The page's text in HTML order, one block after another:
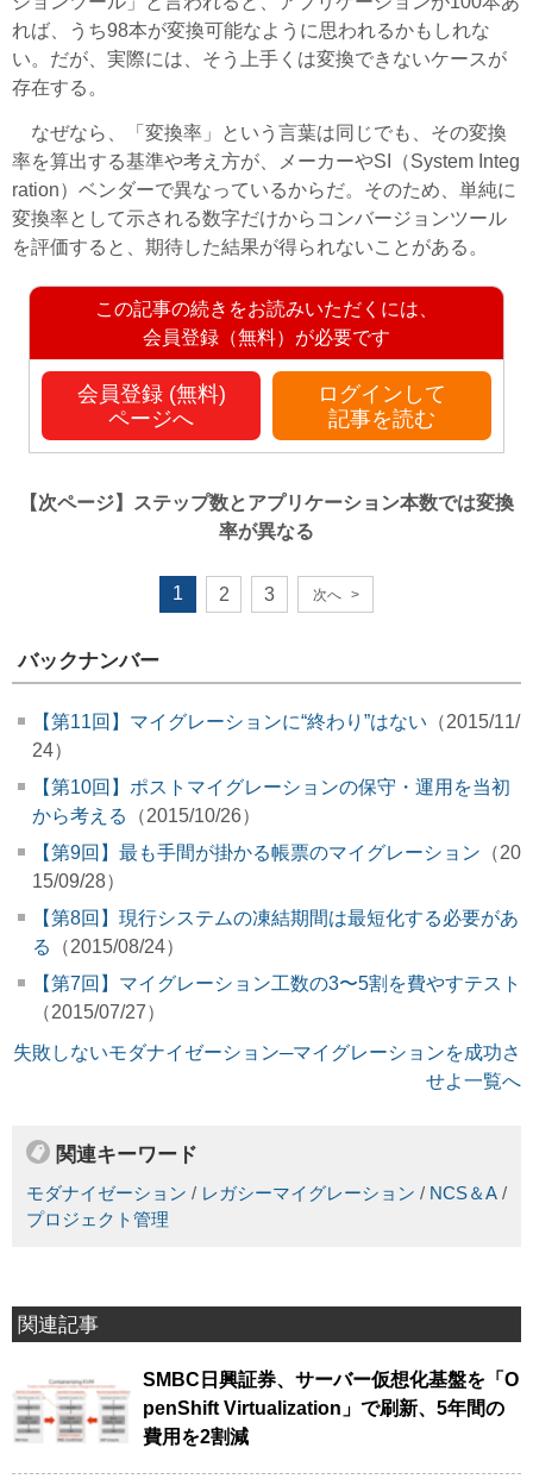
れば、うち98本が変換可能なように思われるかもしれな
い。だが、実際には、そう上手くは変換できないケースが
存在する。
なぜなら、「変換率」という言葉は同じでも、その変換
率を算出する基準や考え方が、メーカーやSI（System Integ
ration）ベンダーで異なっているからだ。そのため、単純に
変換率として示される数字だけからコンバージョンツール
を評価すると、期待した結果が得られないことがある。
この記事の続きをお読みいただくには、
会員登録（無料）が必要です
会員登録 (無料)
ページへ
ログインして
記事を読む
【次ページ】
ステップ数とアプリケーション本数では変換
率が異なる
1 2 3 次へ >
バックナンバー
【第11回】マイグレーションに“終わり”はない （2015/11/
24）
【第10回】ポストマイグレーションの保守・運用を当初
から考える
（2015/10/26）
【第9回】最も手間が掛かる帳票のマイグレーション （20
15/09/28）
【第8回】現行システムの凍結期間は最短化する必要があ
る
（2015/08/24）
【第7回】マイグレーション工数の3〜5割を費やすテスト
（2015/07/27）
失敗しないモダナイゼーション─マイグレーションを成功さ
せよ一覧へ
関連キーワード
モダナイゼーション / レガシーマイグレーション / NCS＆A /
プロジェクト管理
関連記事
SMBC日興証券、サーバー仮想化基盤を「O
penShift Virtualization」で刷新、5年間の
費用を2割減